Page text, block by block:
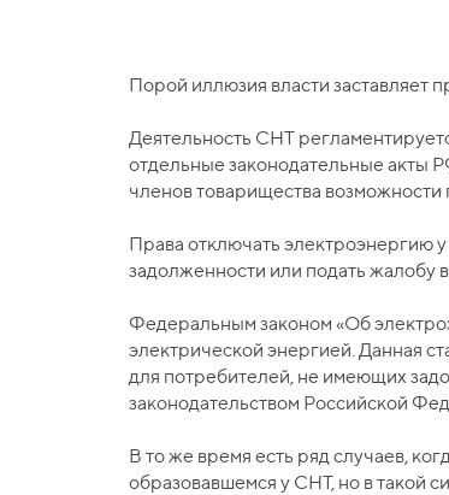
Порой иллюзия власти заставляет
Деятельность СНТ
отдельные законодательные акты
членов товарищества возможности
Права отключать электроэнергию
задолженности или подать
Федеральным законом «Об
электрической энергией. Данная
для потребителей, не имеющих
законодательством Российской
В то же время есть ряд случаев,
образовавшемся у СНТ, но в такой